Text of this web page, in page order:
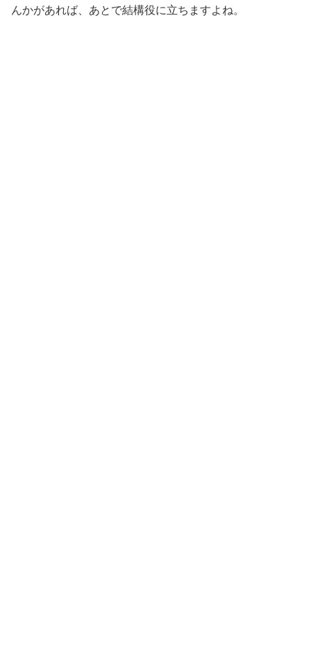
んかがあれば、あとで結構役に立ちますよね。